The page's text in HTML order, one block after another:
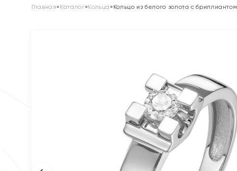
Главная» Каталог»Кольца » Кольцо из белого золота с бриллиантом